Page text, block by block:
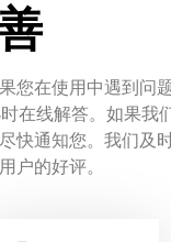
您在使用中遇到问
在线解答。如果我
快通知您。我们及
户的好评。